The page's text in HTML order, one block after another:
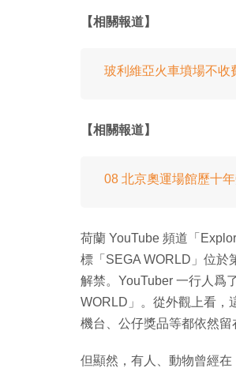
【相關報道】
玻利維亞火車墳場不收
【相關報道】
08 北京奧運場館歷十
荷蘭 YouTube 頻道「
標「SEGA WORLD」位於
解禁。YouTuber 一行人爲
WORLD」。從外觀上看，
機台、公仔獎品等都依然留
但顯然，有人、動物曾經